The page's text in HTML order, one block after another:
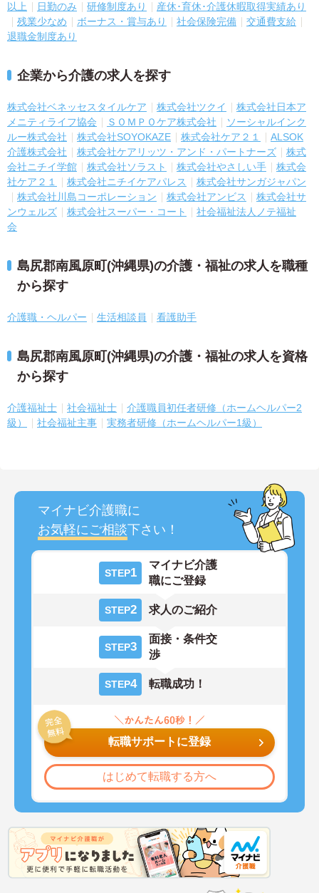
以上
日勤のみ 研修制度あり
産休･育休･介護休暇取得実績あり
残業少なめ
ボーナス・賞与あり 社会保険完備
交通費支給
退職金制度あり
企業から介護の求人を探す
株式会社ベネッセスタイルケア 株式会社ツクイ
株式会社日本ア
メニティライフ協会
ＳＯＭＰＯケア株式会社
ソーシャルインク
ルー株式会社
株式会社SOYOKAZE 株式会社ケア２１
ALSOK
介護株式会社
株式会社ケアリッツ・アンド・パートナーズ
株式
会社ニチイ学館
株式会社ソラスト 株式会社やさしい手
株式会
社ケア２１
株式会社ニチイケアパレス
株式会社サンガジャパン
株式会社川島コーポレーション
株式会社アンビス
株式会社サ
ンウェルズ
株式会社スーパー・コート
社会福祉法人ノテ福祉
会
島尻郡南風原町(沖縄県)の介護・福祉の求人を職種
から探す
介護職・ヘルパー 生活相談員 看護助手
島尻郡南風原町(沖縄県)の介護・福祉の求人を資格
から探す
介護福祉士 社会福祉士
介護職員初任者研修（ホームヘルパー2
級）
社会福祉主事 実務者研修（ホームヘルパー1級）
マイナビ介護職に
お気軽にご相談下さい！
STEP1
マイナビ介護
職にご登録
STEP2 求人のご紹介
STEP3
面接・条件交
渉
STEP4 転職成功！
転職サポートに登録
はじめて転職する方へ